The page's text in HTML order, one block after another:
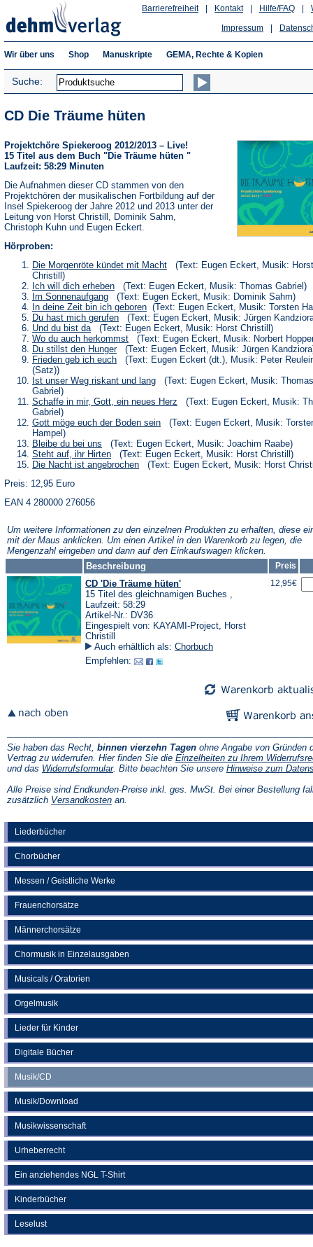
Hilfe/FAQ
Kontakt
Barrierefreiheit
Impressum
Wir über uns Shop Manuskripte GEMA, Rechte & Kopien
Suche:
Liederbücher
Chorbücher
Messen / Geistliche Werke
Frauenchorsätze
Männerchorsätze
Chormusik in Einzelausgaben
Musicals / Oratorien
Orgelmusik
Lieder für Kinder
Digitale Bücher
Musik/CD
Musik/Download
Musikwissenschaft
Urheberrecht
Ein anziehendes NGL T-Shirt
Kinderbücher
Leselust
CD Die Träume hüten
Projektchöre Spiekeroog 2012/2013 – Live!
15 Titel aus dem Buch "Die Träume hüten "
Laufzeit: 58:29 Minuten
Die Aufnahmen dieser CD stammen von den
Projektchören der musikalischen Fortbildung auf der
Insel Spiekeroog der Jahre 2012 und 2013 unter der
Leitung von Horst Christill, Dominik Sahm,
Christoph Kuhn und Eugen Eckert.
Hörproben:
Die Morgenröte kündet mit Macht(Öffnet
einem
neuen
Tab)
(Text: Eugen Eckert, Musik: Horst
Christill)
Ich will dich erheben(Öffnet
in
einem
neuen
Tab)
(Text: Eugen Eckert, Musik: Thomas Gabriel)
Im Sonnenaufgang(Öffnet
in
einem
neuen
Tab)
(Text: Eugen Eckert, Musik: Dominik Sahm)
In deine Zeit bin ich geboren(Öffnet
in
einem
neuen
Tab)
(Text: Eugen Eckert, Musik: Torsten
Du hast mich gerufen(Öffnet
in
einem
neuen
Tab)
(Text: Eugen Eckert, Musik: Jürgen
Und du bist da(Öffnet
in
einem
neuen
Tab)
(Text: Eugen Eckert, Musik: Horst Christill)
Wo du auch herkommst(Öffnet
in
einem
Tab)
(Text: Eugen Eckert, Musik: Norbert
Du stillst den Hunger(Öffnet
in
einem
neuen
Tab)
(Text: Eugen Eckert, Musik: Jürgen
Frieden geb ich euch(Öffnet
einem
neuen
Tab)
(Text: Eugen Eckert (dt.), Musik: Peter
(Satz))
Ist unser Weg riskant und lang(Öffnet
einem
neuen
Tab)
(Text: Eugen Eckert, Musik: Thomas
Gabriel)
Schaffe in mir, Gott, ein neues Herz (Öffnet
einem
Tab)
(Text: Eugen Eckert, Musik:
Gabriel)
Gott möge euch der Boden sein(Öffnet
einem
neuen
Tab)
(Text: Eugen Eckert, Musik:
Hampel)
Bleibe du bei uns (Öffnet
in
einem
neuen
(Text: Eugen Eckert, Musik: Joachim Raabe)
Steht auf, ihr Hirten(Öffnet
in
(Text: Eugen Eckert, Musik: Horst Christill)
Die Nacht ist angebrochen(Öffnet
(Text: Eugen Eckert, Musik: Horst
Preis: 12,95 Euro
EAN 4 280000 276056
Um weitere Informationen zu den einzelnen Produkten zu erhalten, diese
mit der Maus anklicken. Um einen Artikel in den Warenkorb zu legen, die
Mengenzahl eingeben und dann auf den Einkaufswagen klicken.
Beschreibung
Preis
CD 'Die Träume hüten'
15 Titel des gleichnamigen Buches ,
Laufzeit: 58:29
Artikel-Nr.: DV36
Eingespielt von: KAYAMI-Project, Horst
Christill
Auch erhältlich als: Chorbuch
Empfehlen:
12,95€
Sie haben das Recht, binnen vierzehn Tagen ohne Angabe von Gründen
Vertrag zu widerrufen. Hier finden Sie die Einzelheiten zu Ihrem
und das Widerrufsformular(Öffnet
einem
neuen
. Bitte beachten Sie unsere Hinweise zum
Alle Preise sind Endkunden-Preise inkl. ges. MwSt. Bei einer Bestellung
zusätzlich Versandkosten(Öffnet
an.